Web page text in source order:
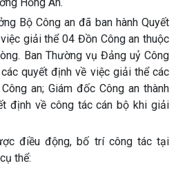
Bộ Công an đã ban hành Quyết
giải thể 04 Đồn Công an thuộc
Ban Thường vụ Đảng uỷ Công
quyết định về việc giải thể các
an; Giám đốc Công an thành
định về công tác cán bộ khi giải
điều động, bố trí công tác tại
thể: